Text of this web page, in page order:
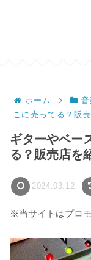
ホーム 音
こに売ってる？販
ギターやベー
る？販売店を
2024.03.12
※当サイトはプロ